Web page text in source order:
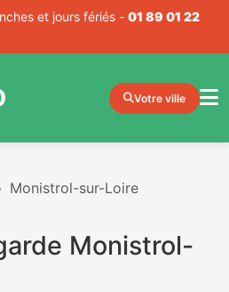
et jours fériés - 01 89 01 22
Votre ville
Monistrol-sur-Loire
Monistrol-